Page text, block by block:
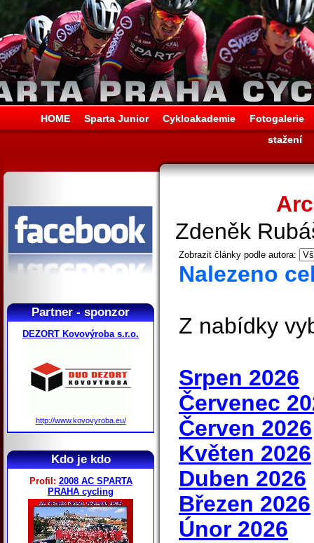
HOME Sparta Junior Cykloakademie
Fotogalerie
stažení
Partner - sponzor
DEZORT Kovovýroba s.r.o.
http://www.kovovyroba.eu/
Kdo je kdo
Profil: 2008 AC SPARTA
PRAHA cycling
Zdeněk
Zobrazit články podle autora:
Nalezeno
Z nabídky
Srpen 2026
Červenec
Červen 2026
Květen 2026
Duben 2026
Březen 2026
Únor 2026